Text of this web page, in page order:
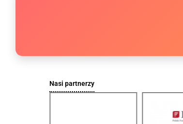
Nasi partnerzy